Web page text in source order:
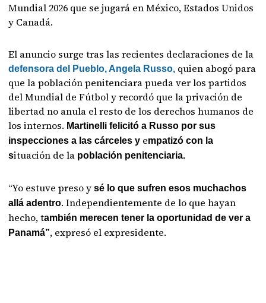
Mundial 2026 que se jugará en México, Estados Unidos
y Canadá.
El anuncio surge tras las recientes declaraciones de la
defensora del Pueblo, Angela Russo, quien abogó para
que la población penitenciara pueda ver los partidos
del Mundial de Fútbol y recordó que la privación de
libertad no anula el resto de los derechos humanos de
los internos. Martinelli felicitó a Russo por sus
inspecciones a las cárceles y empatizó con la
situación de la población penitenciaria.
“Yo estuve preso ysé lo que sufren esos muchachos
allá adentro. Independientemente de lo que hayan
hecho, también merecen tener la oportunidad de ver a
Panamá”, expresó el expresidente.